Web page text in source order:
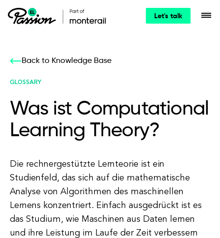
Let's talk
Back to Knowledge Base
GLOSSARY
Was ist Computational
Learning Theory?
Die rechnergestützte Lernteorie ist ein
Studienfeld, das sich auf die mathematische
Analyse von Algorithmen des maschinellen
Lernens konzentriert. Einfach ausgedrückt ist es
das Studium, wie Maschinen aus Daten lernen
und ihre Leistung im Laufe der Zeit verbessern